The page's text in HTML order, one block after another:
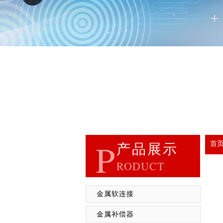
P产品展示
RODUCT
金属软连接
金属补偿器
首